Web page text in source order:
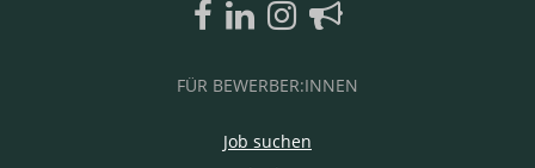
FÜR BEWERBER:INNEN
Job suchen